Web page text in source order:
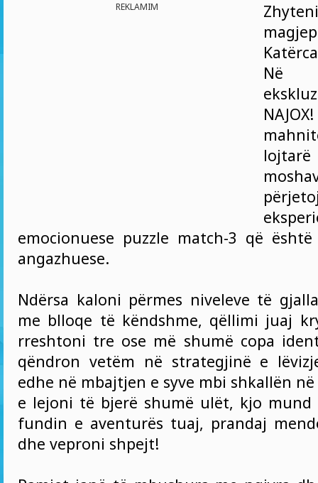
REKLAMIM
Në
emocionuese puzzle match-3 që
angazhuese.
Ndërsa kaloni përmes niveleve të
me blloqe të këndshme, qëllimi juaj
rreshtoni tre ose më shumë copa
qëndron vetëm në strategjinë e
edhe në mbajtjen e syve mbi shkallën
e lejoni të bjerë shumë ulët, kjo
fundin e aventurës tuaj, prandaj
dhe veproni shpejt!